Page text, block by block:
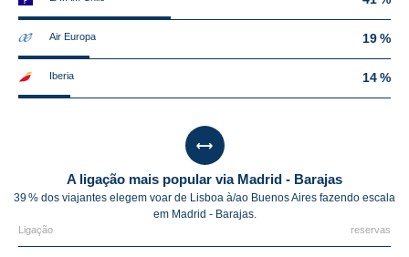
Air Europa 19 %
Iberia 14 %
A ligação mais popular via Madrid - Barajas
39 % dos viajantes elegem voar de Lisboa à/ao Buenos Aires fazendo escala
em Madrid - Barajas.
Ligação reservas